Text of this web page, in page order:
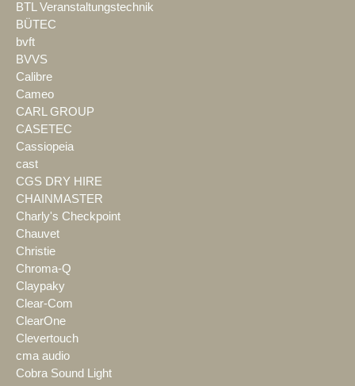
BTL Veranstaltungstechnik
BÜTEC
bvft
BVVS
Calibre
Cameo
CARL GROUP
CASETEC
Cassiopeia
cast
CGS DRY HIRE
CHAINMASTER
Charly's Checkpoint
Chauvet
Christie
Chroma-Q
Claypaky
Clear-Com
ClearOne
Clevertouch
cma audio
Cobra Sound Light